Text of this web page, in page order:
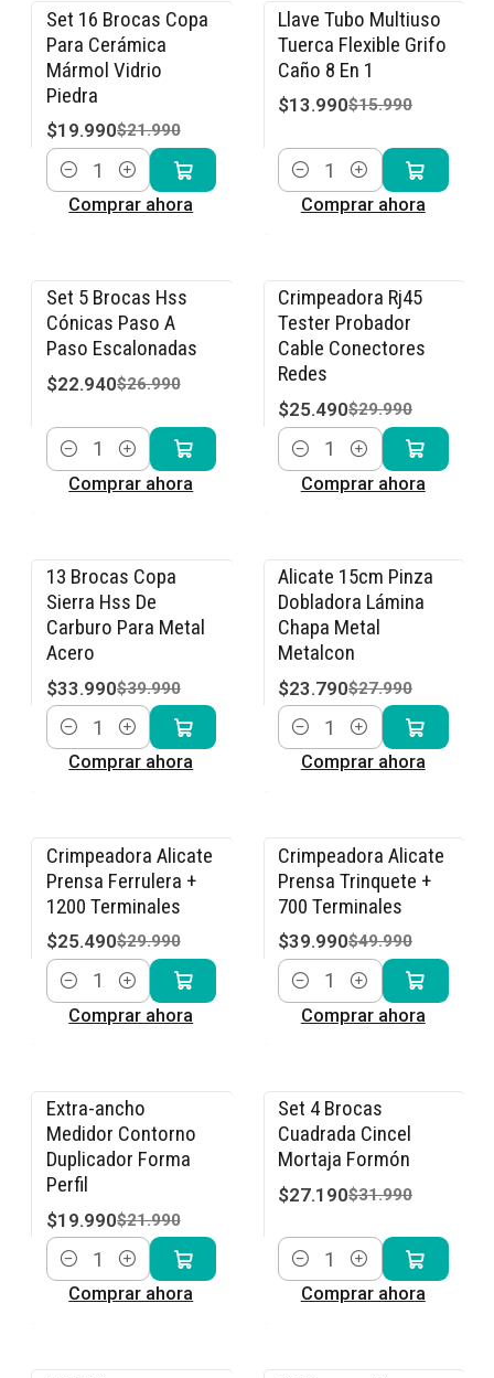
-9% OFF
Set 16 Brocas Copa
Para Cerámica
Mármol Vidrio
Piedra
$19.990$21.990
Cantidad
Comprar ahora
-13% OFF
Llave Tubo Multiuso
Tuerca Flexible Grifo
Caño 8 En 1
$13.990$15.990
Cantidad
Comprar ahora
-15% OFF
Set 5 Brocas Hss
Cónicas Paso A
Paso Escalonadas
$22.940$26.990
Cantidad
Comprar ahora
-15% OFF
Crimpeadora Rj45
Tester Probador
Cable Conectores
Redes
$25.490$29.990
Cantidad
Comprar ahora
-15% OFF
13 Brocas Copa
Sierra Hss De
Carburo Para Metal
Acero
$33.990$39.990
Cantidad
Comprar ahora
-15% OFF
Alicate 15cm Pinza
Dobladora Lámina
Chapa Metal
Metalcon
$23.790$27.990
Cantidad
Comprar ahora
-15% OFF
Crimpeadora Alicate
Prensa Ferrulera +
1200 Terminales
$25.490$29.990
Cantidad
Comprar ahora
-20% OFF
Crimpeadora Alicate
Prensa Trinquete +
700 Terminales
$39.990$49.990
Cantidad
Comprar ahora
-9% OFF
Extra-ancho
Medidor Contorno
Duplicador Forma
Perfil
$19.990$21.990
Cantidad
Comprar ahora
-15% OFF
Set 4 Brocas
Cuadrada Cincel
Mortaja Formón
$27.190$31.990
Cantidad
Comprar ahora